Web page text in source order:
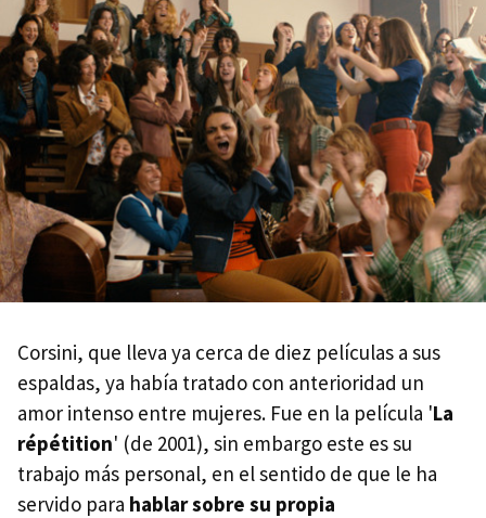
Corsini, que lleva ya cerca de diez películas a sus
espaldas, ya había tratado con anterioridad un
amor intenso entre mujeres. Fue en la película 'La
répétition' (de 2001), sin embargo este es su
trabajo más personal, en el sentido de que le ha
servido para hablar sobre su propia